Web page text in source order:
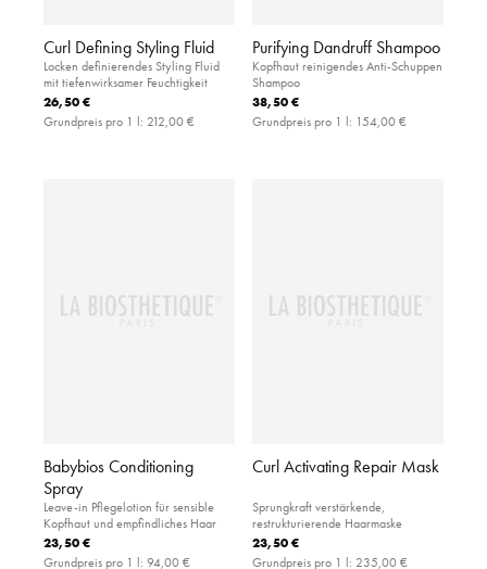
Curl Defining Styling Fluid
Locken definierendes Styling Fluid
mit tiefenwirksamer Feuchtigkeit
26,50 €
Grundpreis pro 1 l: 212,00 €
Purifying Dandruff Shampoo
Kopfhaut reinigendes Anti-Schuppen
Shampoo
38,50 €
Grundpreis pro 1 l: 154,00 €
Babybios Conditioning
Spray
Leave-in Pflegelotion für sensible
Kopfhaut und empfindliches Haar
23,50 €
Grundpreis pro 1 l: 94,00 €
Curl Activating Repair Mask
Sprungkraft verstärkende,
restrukturierende Haarmaske
23,50 €
Grundpreis pro 1 l: 235,00 €